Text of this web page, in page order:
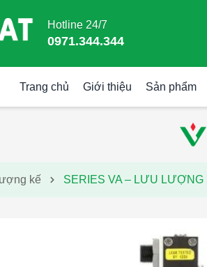
Hotline 24/7
0971.344.344
Trang chủ Giới thiệu Sản phẩm
kế SERIES VA – LƯU LƯỢNG